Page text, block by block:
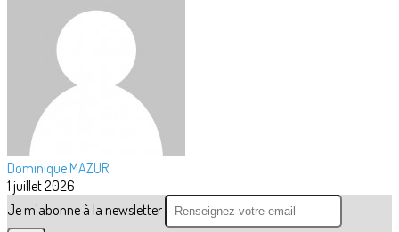
Dominique MAZUR
1 juillet 2026
Je m'abonne à la newsletter